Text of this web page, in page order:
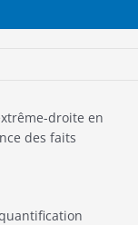
droite en
des faits